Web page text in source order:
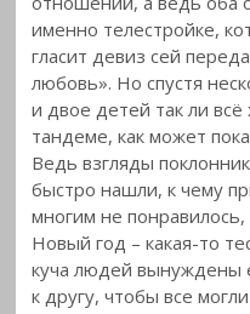
именно телестройке,
гласит девиз сей
любовь». Но спустя
и двое детей так ли
тандеме, как может
Ведь взгляды
быстро нашли, к чему
многим не
Новый год – какая-то
куча людей вынуждены
к другу, чтобы все